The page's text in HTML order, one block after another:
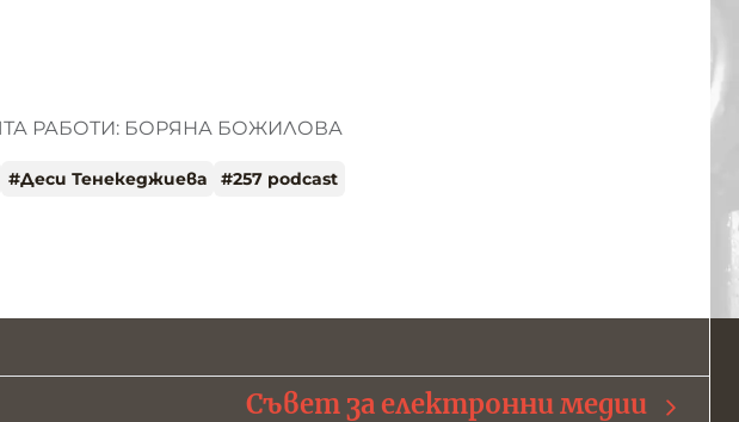
РАБОТИ: БОРЯНА БОЖИЛОВА
#Деси Тенекеджиева #257 podcast
Съвет за електронни медии